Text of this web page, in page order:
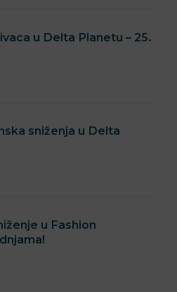
u Delta Planetu – 25.
sniženja u Delta
u Fashion